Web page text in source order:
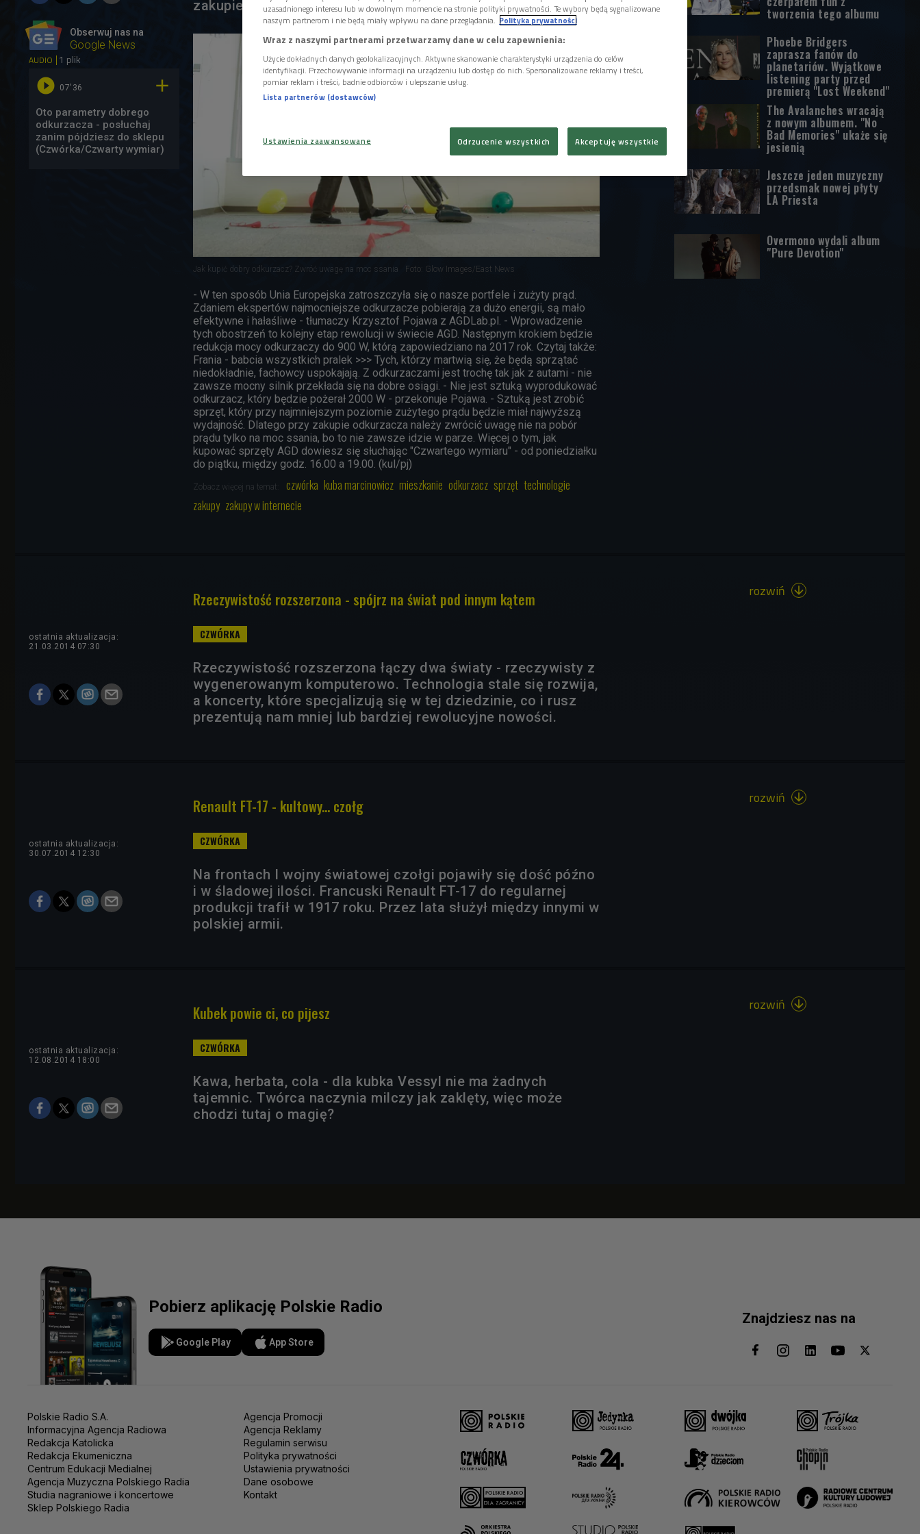
Obserwuj nas na
Google News
zakupie urządzenia do sprzątania?
AUDIO 1 plik
 07'36 
Oto parametry dobrego
odkurzacza - posłuchaj
zanim pójdziesz do sklepu
(Czwórka/Czwarty wymiar)
Jak kupić dobry odkurzacz? Zwróć uwagę na moc ssania Foto: Glow Images/East News
- W ten sposób Unia Europejska zatroszczyła się o nasze portfele i zużyty prąd.
Zdaniem ekspertów najmocniejsze odkurzacze pobierają za dużo energii, są mało
efektywne i hałaśliwe - tłumaczy Krzysztof Pojawa z AGDLab.pl. - Wprowadzenie
tych obostrzeń to kolejny etap rewolucji w świecie AGD. Następnym krokiem będzie
redukcja mocy odkurzaczy do 900 W, którą zapowiedziano na 2017 rok. Czytaj także:
Frania - babcia wszystkich pralek >>> Tych, którzy martwią się, że będą sprzątać
niedokładnie, fachowcy uspokajają. Z odkurzaczami jest trochę tak jak z autami - nie
zawsze mocny silnik przekłada się na dobre osiągi. - Nie jest sztuką wyprodukować
odkurzacz, który będzie pożerał 2000 W - przekonuje Pojawa. - Sztuką jest zrobić
sprzęt, który przy najmniejszym poziomie zużytego prądu będzie miał najwyższą
wydajność. Dlatego przy zakupie odkurzacza należy zwrócić uwagę nie na pobór
prądu tylko na moc ssania, bo to nie zawsze idzie w parze. Więcej o tym, jak
kupować sprzęty AGD dowiesz się słuchając "Czwartego wymiaru" - od poniedziałku
do piątku, między godz. 16.00 a 19.00. (kul/pj)
Zobacz więcej na temat: czwórka kuba marcinowicz mieszkanie odkurzacz sprzęt technologie
zakupy zakupy w internecie
tworzenia tego albumu
Phoebe Bridgers
zaprasza fanów do
planetariów. Wyjątkowe
listening party przed
premierą "Lost Weekend"
The Avalanches wracają
z nowym albumem. "No
Bad Memories" ukaże się
jesienią
Jeszcze jeden muzyczny
przedsmak nowej płyty
LA Priesta
Overmono wydali album
"Pure Devotion"
Rzeczywistość rozszerzona - spójrz na świat pod innym kątem
ostatnia aktualizacja:
21.03.2014 07:30
Rzeczywistość rozszerzona łączy dwa światy - rzeczywisty z
wygenerowanym komputerowo. Technologia stale się rozwija,
a koncerty, które specjalizują się w tej dziedzinie, co i rusz
prezentują nam mniej lub bardziej rewolucyjne nowości.
rozwiń 
Renault FT-17 - kultowy... czołg
ostatnia aktualizacja:
30.07.2014 12:30
Na frontach I wojny światowej czołgi pojawiły się dość późno
i w śladowej ilości. Francuski Renault FT-17 do regularnej
produkcji trafił w 1917 roku. Przez lata służył między innymi w
polskiej armii.
rozwiń 
Kubek powie ci, co pijesz
ostatnia aktualizacja:
12.08.2014 18:00
Kawa, herbata, cola - dla kubka Vessyl nie ma żadnych
tajemnic. Twórca naczynia milczy jak zaklęty, więc może
chodzi tutaj o magię?
rozwiń 
Pobierz aplikację Polskie Radio
Google Play App Store
Znajdziesz nas na
Polskie Radio S.A.
Informacyjna Agencja Radiowa
Redakcja Katolicka
Redakcja Ekumeniczna
Centrum Edukacji Medialnej
Agencja Muzyczna Polskiego Radia
Studia nagraniowe i koncertowe
Sklep Polskiego Radia
Agencja Promocji
Agencja Reklamy
Regulamin serwisu
Polityka prywatności
Ustawienia prywatności
Dane osobowe
Kontakt
uzasadnionego interesu lub w dowolnym momencie na stronie polityki prywatności. Te wybory będą sygnalizowane
naszym partnerom i nie będą miały wpływu na dane przeglądania. Polityka prywatności
Wraz z naszymi partnerami przetwarzamy dane w celu zapewnienia:
Użycie dokładnych danych geolokalizacyjnych. Aktywne skanowanie charakterystyki urządzenia do celów
identyfikacji. Przechowywanie informacji na urządzeniu lub dostęp do nich. Spersonalizowane reklamy i treści,
pomiar reklam i treści, badnie odbiorców i ulepszanie usług.
Lista partnerów (dostawców)
Ustawienia zaawansowane Odrzucenie wszystkich Akceptuję wszystkie